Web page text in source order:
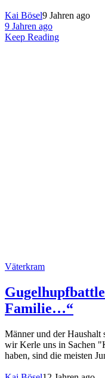
Kai Bösel9 Jahren ago
9 Jahren ago
Keep Reading
Väterkram
Familie…“
Männer und der Haushalt
wir Kerle uns in Sachen
haben, sind die meisten